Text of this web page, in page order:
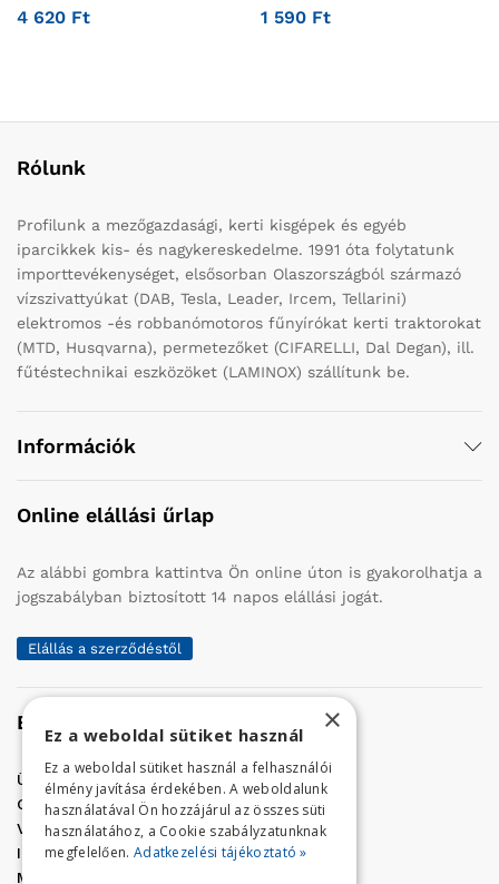
4 620 Ft 1 590 Ft
Rólunk
Profilunk a mezőgazdasági, kerti kisgépek és egyéb
iparcikkek kis- és nagykereskedelme. 1991 óta folytatunk
importtevékenységet, elsősorban Olaszországból származó
vízszivattyúkat (DAB, Tesla, Leader, Ircem, Tellarini)
elektromos -és robbanómotoros fűnyírókat kerti traktorokat
(MTD, Husqvarna), permetezőket (CIFARELLI, Dal Degan), ill.
fűtéstechnikai eszközöket (LAMINOX) szállítunk be.
Információk
Online elállási űrlap
Az alábbi gombra kattintva Ön online úton is gyakorolhatja a
jogszabályban biztosított 14 napos elállási jogát.
Elállás a szerződéstől
Elérhetőség
Üzletünk címe:
Szolnok, Vércse út 17.
Golf Center Áruház:06 (56) 423-324
VÁR-Kert Áruház: 06 (56) 429-771
Iroda:06 (56) 421-857
Megrendelés, termék információ:
×
Ez a weboldal sütiket használ
Ez a weboldal sütiket használ a felhasználói
élmény javítása érdekében. A weboldalunk
használatával Ön hozzájárul az összes süti
használatához, a Cookie szabályzatunknak
megfelelően. Adatkezelési tájékoztató »